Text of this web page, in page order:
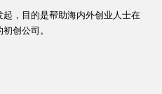
，目的是帮助海内外创业人士在
创公司。